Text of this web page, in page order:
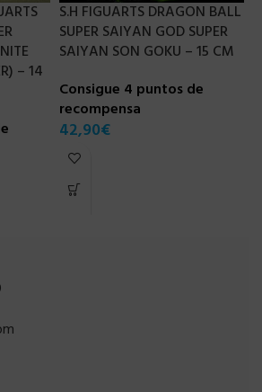
– 14
S.H FIGUARTS DRAGON BALL
SUPER SAIYAN GOD SUPER
SAIYAN SON GOKU – 15 CM
Consigue 4 puntos de
recompensa
42,90€